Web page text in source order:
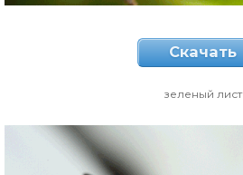
Скачать
зеленый лист